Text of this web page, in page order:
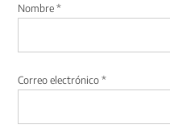
Nombre*
Correo electrónico*